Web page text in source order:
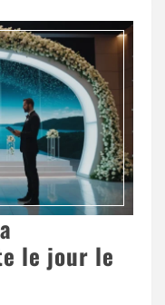
le jour le